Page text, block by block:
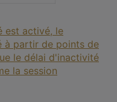
est activé, le
à partir de points de
le délai d'inactivité
la session